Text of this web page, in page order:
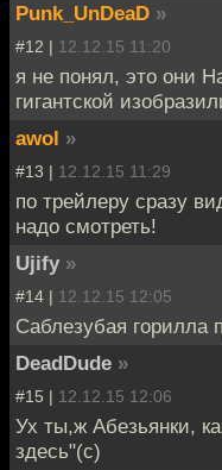
Punk_UnDeaD »
#12 | 12.12.15 11:20
я не понял, это они
гигантской
awol »
#13 | 12.12.15 11:29
по трейлеру сразу
надо смотреть!
Ujify »
#14 | 12.12.15 12:05
Саблезубая горилла
DeadDude »
#15 | 12.12.15 12:06
Ух ты,ж Абезьянки,
здесь"(с)